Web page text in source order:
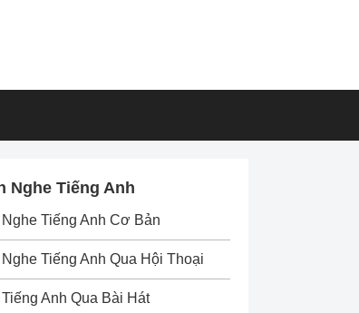
Nghe Tiếng Anh
Nghe Tiếng Anh Cơ Bản
Nghe Tiếng Anh Qua Hội Thoại
Tiếng Anh Qua Bài Hát